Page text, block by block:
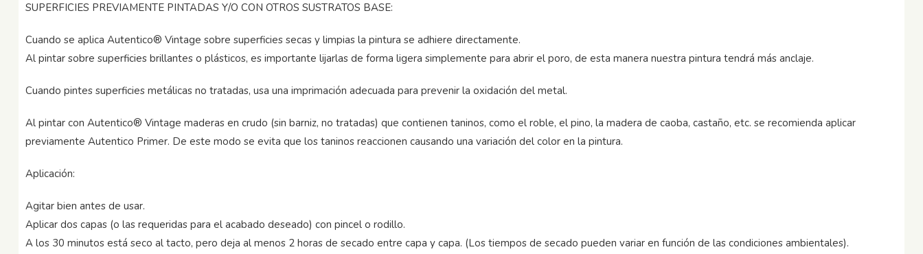
SUPERFICIES PREVIAMENTE PINTADAS Y/O CON OTROS SUSTRATOS BASE:
Cuando se aplica Autentico® Vintage sobre superficies secas y limpias la pintura se adhiere directamente.
Al pintar sobre superficies brillantes o plásticos, es importante lijarlas de forma ligera simplemente para abrir el poro, de esta manera nuestra pintura tendrá más anclaje.
Cuando pintes superficies metálicas no tratadas, usa una imprimación adecuada para prevenir la oxidación del metal.
Al pintar con Autentico® Vintage maderas en crudo (sin barniz, no tratadas) que contienen taninos, como el roble, el pino, la madera de caoba, castaño, etc. se recomienda aplicar
previamente Autentico Primer. De este modo se evita que los taninos reaccionen causando una variación del color en la pintura.
Aplicación:
Agitar bien antes de usar.
Aplicar dos capas (o las requeridas para el acabado deseado) con pincel o rodillo.
A los 30 minutos está seco al tacto, pero deja al menos 2 horas de secado entre capa y capa. (Los tiempos de secado pueden variar en función de las condiciones ambientales).